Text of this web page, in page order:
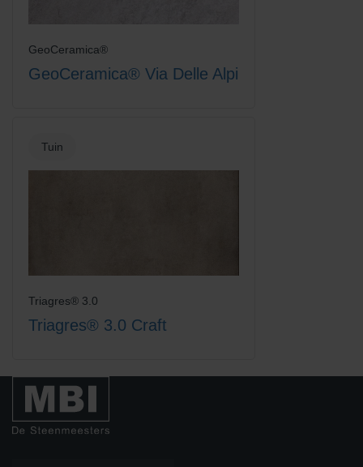
GeoCeramica®
GeoCeramica® Via Delle Alpi
Tuin
Triagres® 3.0
Triagres® 3.0 Craft